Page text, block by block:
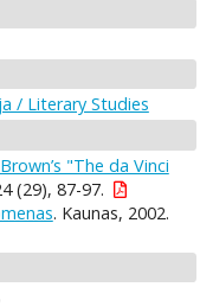
/ Literary Studies
"The da Vinci
(29), 87-97.
. Kaunas, 2002.